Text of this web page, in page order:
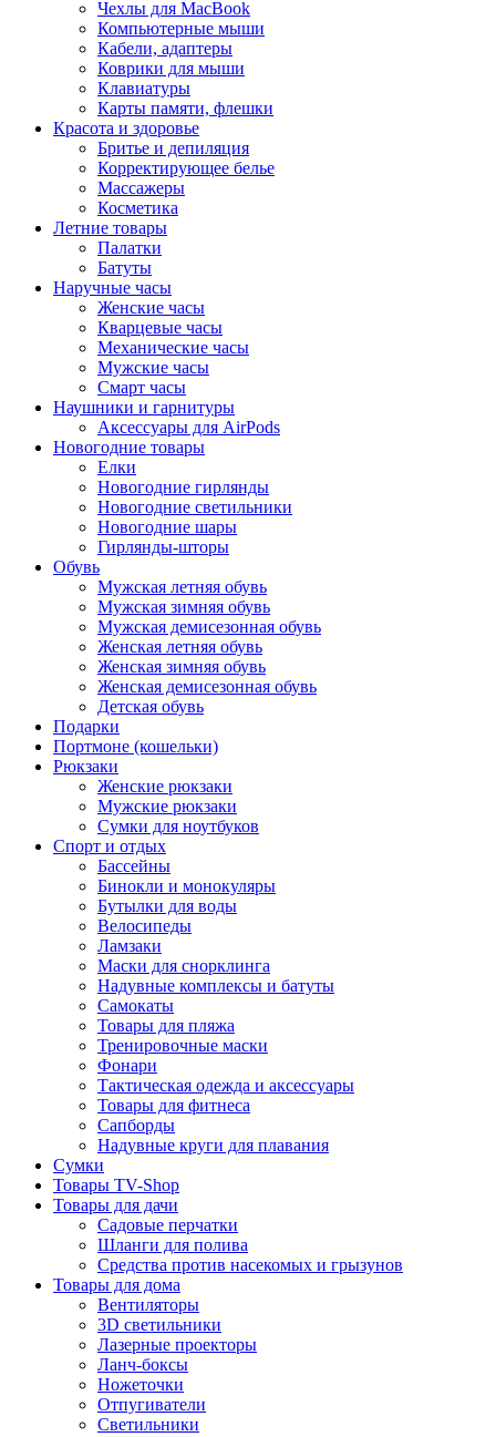
Чехлы для MacBook
Компьютерные мыши
Кабели, адаптеры
Коврики для мыши
Клавиатуры
Карты памяти, флешки
Красота и здоровье
Бритье и депиляция
Корректирующее белье
Массажеры
Косметика
Летние товары
Палатки
Батуты
Наручные часы
Женские часы
Кварцевые часы
Механические часы
Мужские часы
Смарт часы
Наушники и гарнитуры
Аксессуары для AirPods
Новогодние товары
Елки
Новогодние гирлянды
Новогодние светильники
Новогодние шары
Гирлянды-шторы
Обувь
Мужская летняя обувь
Мужская зимняя обувь
Мужская демисезонная обувь
Женская летняя обувь
Женская зимняя обувь
Женская демисезонная обувь
Детская обувь
Подарки
Портмоне (кошельки)
Рюкзаки
Женские рюкзаки
Мужские рюкзаки
Сумки для ноутбуков
Спорт и отдых
Бассейны
Бинокли и монокуляры
Бутылки для воды
Велосипеды
Ламзаки
Маски для снорклинга
Надувные комплексы и батуты
Самокаты
Товары для пляжа
Тренировочные маски
Фонари
Тактическая одежда и аксессуары
Товары для фитнеса
Сапборды
Надувные круги для плавания
Сумки
Товары TV-Shop
Товары для дачи
Садовые перчатки
Шланги для полива
Средства против насекомых и грызунов
Товары для дома
Вентиляторы
3D светильники
Лазерные проекторы
Ланч-боксы
Ножеточки
Отпугиватели
Светильники